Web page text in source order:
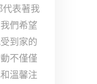
表著我
們希望
到家的
不僅僅
溫馨注